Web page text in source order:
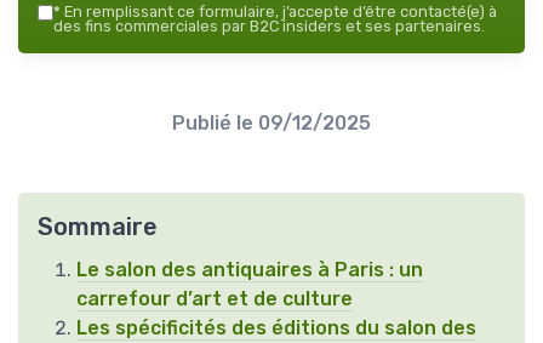
* En remplissant ce formulaire, j’accepte d’être contacté(e) à
des fins commerciales par B2C insiders et ses partenaires.
Publié le 09/12/2025
Sommaire
Le salon des antiquaires à Paris : un
carrefour d’art et de culture
Les spécificités des éditions du salon des